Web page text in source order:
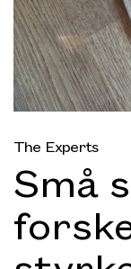
The Experts
Små